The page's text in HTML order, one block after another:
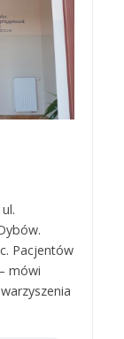
Pacjentów
mówi